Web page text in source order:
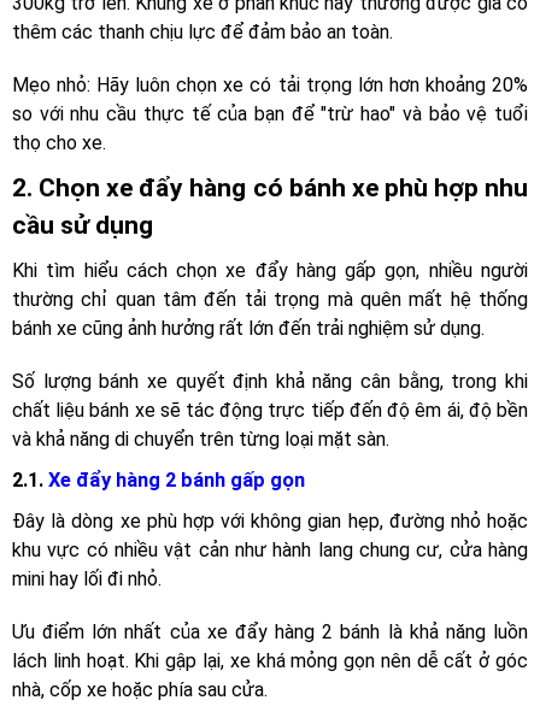
thêm các thanh chịu lực để đảm bảo an toàn.
Mẹo nhỏ: Hãy luôn chọn xe có tải trọng lớn hơn khoảng 20%
so với nhu cầu thực tế của bạn để "trừ hao" và bảo vệ tuổi
thọ cho xe.
2. Chọn xe đẩy hàng có bánh xe phù hợp nhu
cầu sử dụng
Khi tìm hiểu cách chọn xe đẩy hàng gấp gọn, nhiều người
thường chỉ quan tâm đến tải trọng mà quên mất hệ thống
bánh xe cũng ảnh hưởng rất lớn đến trải nghiệm sử dụng.
Số lượng bánh xe quyết định khả năng cân bằng, trong khi
chất liệu bánh xe sẽ tác động trực tiếp đến độ êm ái, độ bền
và khả năng di chuyển trên từng loại mặt sàn.
2.1. Xe đẩy hàng 2 bánh gấp gọn
Đây là dòng xe phù hợp với không gian hẹp, đường nhỏ hoặc
khu vực có nhiều vật cản như hành lang chung cư, cửa hàng
mini hay lối đi nhỏ.
Ưu điểm lớn nhất của xe đẩy hàng 2 bánh là khả năng luồn
lách linh hoạt. Khi gập lại, xe khá mỏng gọn nên dễ cất ở góc
nhà, cốp xe hoặc phía sau cửa.